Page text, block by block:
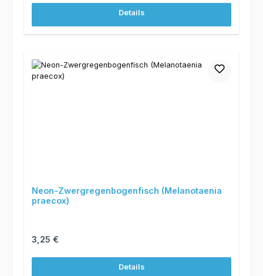
Details
Neon-Zwergregenbogenfisch (Melanotaenia
praecox)
Regulärer Preis:
3,25 €
Details